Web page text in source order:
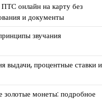
онлайн на карту без
и документы
звучания
выдачи, процентные ставки и
золотые монеты: подробное